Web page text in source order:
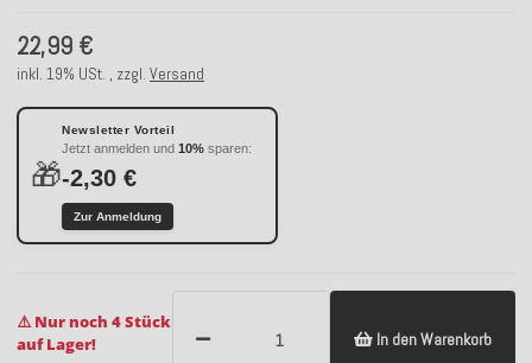
22,99 €
inkl. 19% USt. , zzgl. Versand
🎁
Newsletter Vorteil
Jetzt anmelden und 10% sparen:
-2,30 €
Zur Anmeldung
⚠️ Nur noch 4 Stück
auf Lager!
In den Warenkorb